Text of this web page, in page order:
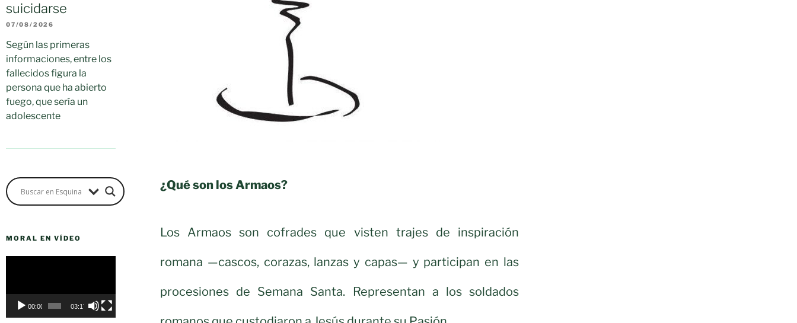
suicidarse
07/08/2026
Según las primeras
informaciones, entre los
fallecidos figura la
persona que ha abierto
fuego, que sería un
adolescente
MORAL EN VÍDEO
00:00 03:17
¿Qué son los Armaos?
Los Armaos son cofrades que visten trajes de inspiración
romana —cascos, corazas, lanzas y capas— y participan en las
procesiones de Semana Santa. Representan a los soldados